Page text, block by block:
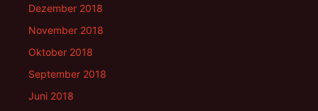
Dezember 2018
November 2018
Oktober 2018
September 2018
Juni 2018